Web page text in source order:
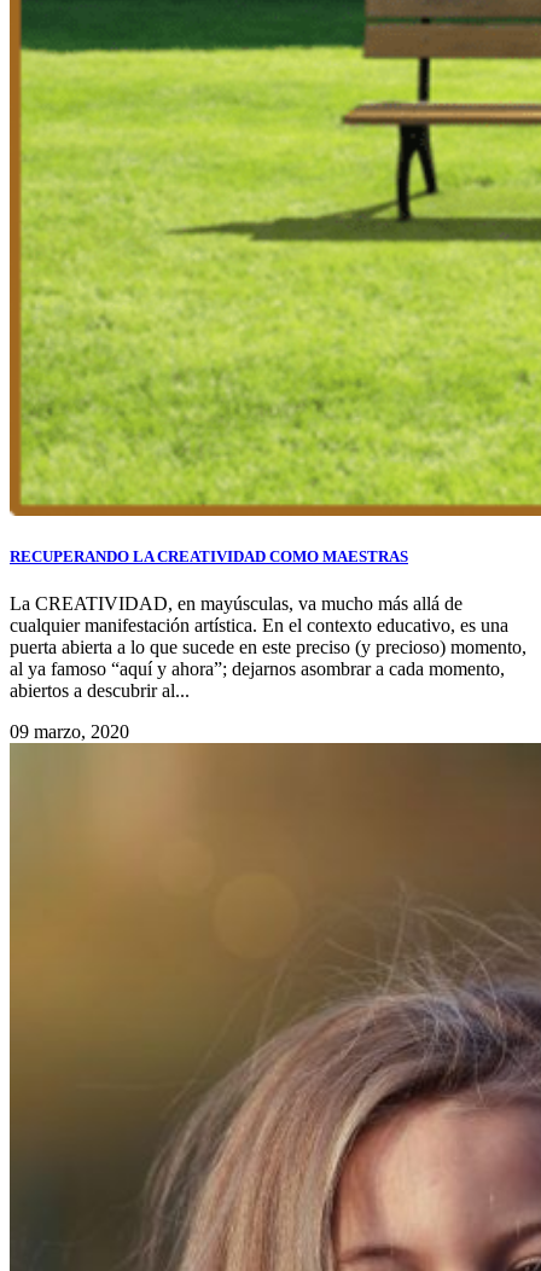
RECUPERANDO LA CREATIVIDAD COMO MAESTRAS
La CREATIVIDAD, en mayúsculas, va mucho más allá de
cualquier manifestación artística. En el contexto educativo, es una
puerta abierta a lo que sucede en este preciso (y precioso) momento,
al ya famoso “aquí y ahora”; dejarnos asombrar a cada momento,
abiertos a descubrir al...
09 marzo, 2020